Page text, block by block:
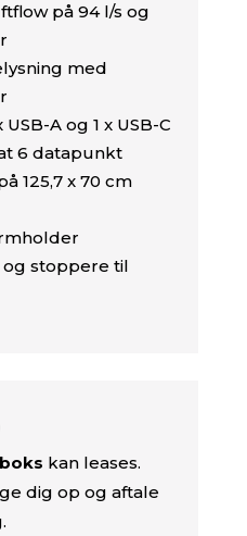
på 94 l/s og
med
USB-A og 1 x USB-C
6 datapunkt
125,7 x 70 cm
stoppere til
kan leases.
dig op og aftale